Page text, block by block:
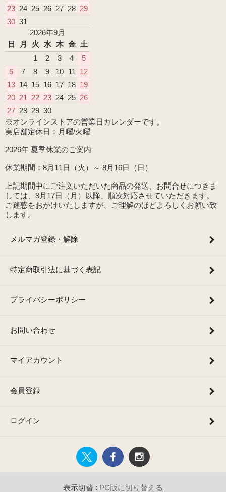
23 24 25 26 27 28 29
30 31
2026年9月
日
月 火 水 木 金
土
1
2 3 4
5
6
7 8 9 10 11 12
13 14 15 16 17 18 19
20 21 22 23 24 25 26
27 28 29 30
※オンラインストアの営業日カレンダーです。
実店舗定休日：月曜/火曜
2026年 夏季休業のご案内
休業期間：8月11日（火）～ 8月16日（日）
上記期間中にご注文いただいた商品の発送、お問合せにつきま
しては、8月17日（月）以降、順次対応させていただきます。
ご迷惑をおかけいたしますが、ご理解のほどよろしくお願い致
します。
メルマガ登録・解除
特定商取引法に基づく表記
プライバシーポリシー
お問い合わせ
マイアカウント
会員登録
ログイン
表示切替 : PC版に切り替える